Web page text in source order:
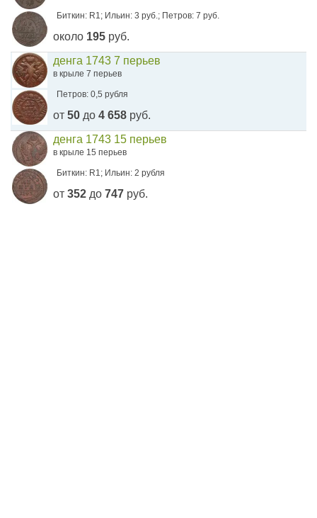
Биткин: R1; Ильин: 3 руб.; Петров: 7 руб.
около 195 руб.
денга 1743 7 перьев
в крыле 7 перьев
Петров: 0,5 рубля
от 50 до 4 658 руб.
денга 1743 15 перьев
в крыле 15 перьев
Биткин: R1; Ильин: 2 рубля
от 352 до 747 руб.